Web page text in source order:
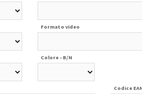
Formato video
Colore - B/N
Codice